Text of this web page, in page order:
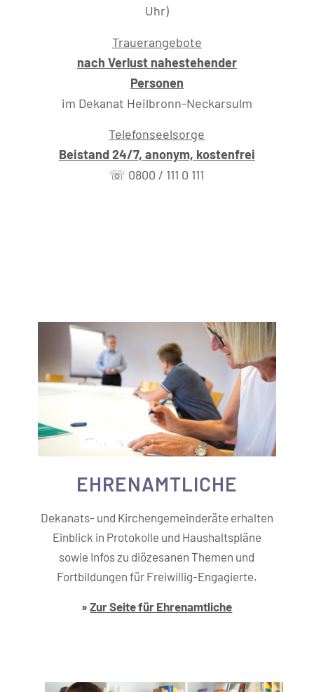
Uhr)
Trauerangebote
nach Verlust nahestehender
Personen
im Dekanat Heilbronn-Neckarsulm
Telefonseelsorge
Beistand 24/7, anonym, kostenfrei
☏ 0800 / 111 0 111
EHREN­AMTLICHE
Dekanats- und Kirchengemeinderäte erhalten
Einblick in Protokolle und Haushaltspläne
sowie Infos zu diözesanen Themen und
Fortbildungen für Freiwillig-Engagierte.
»Zur Seite für Ehrenamtliche